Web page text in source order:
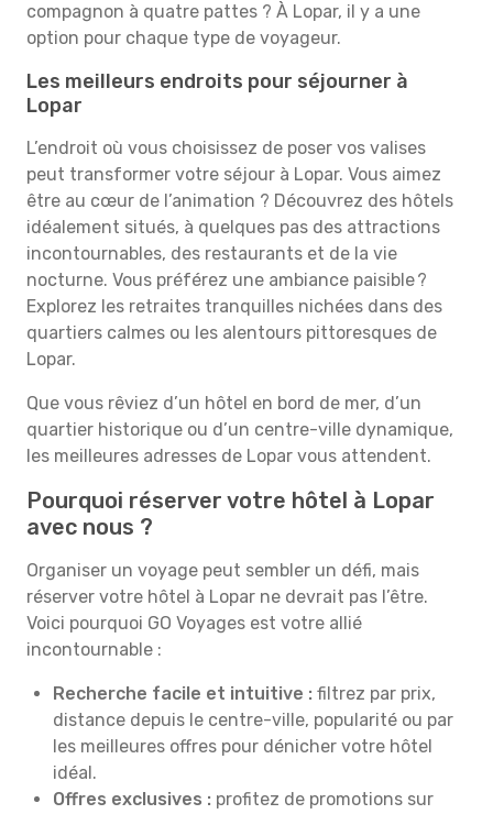
compagnon à quatre pattes ? À Lopar, il y a une
option pour chaque type de voyageur.
Les meilleurs endroits pour séjourner à
Lopar
L’endroit où vous choisissez de poser vos valises
peut transformer votre séjour à Lopar. Vous aimez
être au cœur de l’animation ? Découvrez des hôtels
idéalement situés, à quelques pas des attractions
incontournables, des restaurants et de la vie
nocturne. Vous préférez une ambiance paisible ?
Explorez les retraites tranquilles nichées dans des
quartiers calmes ou les alentours pittoresques de
Lopar.
Que vous rêviez d’un hôtel en bord de mer, d’un
quartier historique ou d’un centre-ville dynamique,
les meilleures adresses de Lopar vous attendent.
Pourquoi réserver votre hôtel à Lopar
avec nous ?
Organiser un voyage peut sembler un défi, mais
réserver votre hôtel à Lopar ne devrait pas l’être.
Voici pourquoi GO Voyages est votre allié
incontournable :
Recherche facile et intuitive : filtrez par prix,
distance depuis le centre-ville, popularité ou par
les meilleures offres pour dénicher votre hôtel
idéal.
Offres exclusives : profitez de promotions sur